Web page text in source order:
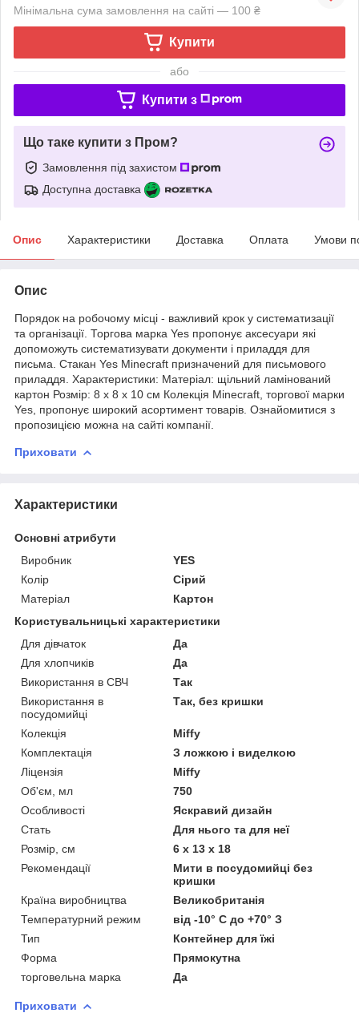
Мінімальна сума замовлення на сайті — 100 ₴
Купити
або
Купити з
Що таке купити з Пром?
Замовлення під захистом
Доступна доставка
Опис Характеристики Доставка Оплата Умови
Опис
Порядок на робочому місці - важливий крок у систематизації
та організації. Торгова марка Yes пропонує аксесуари які
допоможуть систематизувати документи і приладдя для
письма. Стакан Yes Minecraft призначений для письмового
приладдя. Характеристики: Матеріал: щільний ламінований
картон Розмір: 8 х 8 х 10 см Колекція Minecraft, торгової марки
Yes, пропонує широкий асортимент товарів. Ознайомитися з
пропозицією можна на сайті компанії.
Приховати
Характеристики
Основні атрибути
Виробник
YES
Колір
Сірий
Матеріал
Картон
Користувальницькі характеристики
Для дівчаток
Да
Для хлопчиків
Да
Використання в СВЧ
Так
Використання в
посудомийці
Так, без кришки
Колекція
Miffy
Комплектація
З ложкою і виделкою
Ліцензія
Miffy
Об'єм, мл
750
Особливості
Яскравий дизайн
Стать
Для нього та для неї
Розмір, см
6 х 13 х 18
Рекомендації
Мити в посудомийці без
кришки
Країна виробництва
Великобританія
Температурний режим
від -10° С до +70° З
Тип
Контейнер для їжі
Форма
Прямокутна
торговельна марка
Да
Приховати